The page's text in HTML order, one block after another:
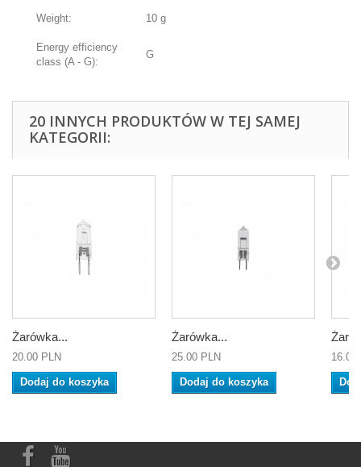
Weight: 10 g
Energy efficiency
class (A - G):
G
20 INNYCH PRODUKTÓW W TEJ SAMEJ
KATEGORII:
Żarówka...
20.00 PLN
Dodaj do koszyka
Żarówka...
25.00 PLN
Dodaj do koszyka
16.00